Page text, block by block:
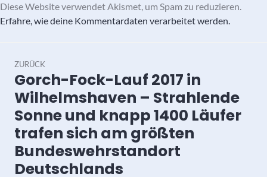
Diese Website verwendet Akismet, um Spam zu reduzieren.
Erfahre, wie deine Kommentardaten verarbeitet werden.
ZURÜCK
Vorheriger
Beitrag:
Gorch-Fock-Lauf 2017 in
Wilhelmshaven – Strahlende
Sonne und knapp 1400 Läufer
trafen sich am größten
Bundeswehrstandort
Deutschlands